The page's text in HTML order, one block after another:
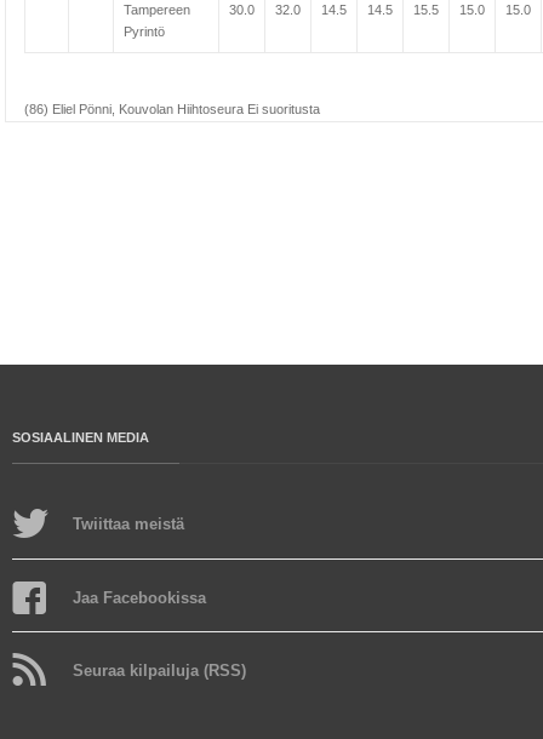
Tampereen
Pyrintö
30.0 32.0 14.5 14.5 15.5 15.0 15.0
(86) Eliel Pönni, Kouvolan Hiihtoseura Ei suoritusta
SOSIAALINEN MEDIA
Twiittaa meistä
Jaa Facebookissa
Seuraa kilpailuja (RSS)